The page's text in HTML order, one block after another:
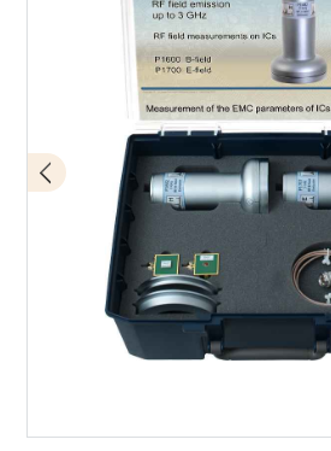
Anwendung mit P1602
Lieferumfang Set P1602 / P1702